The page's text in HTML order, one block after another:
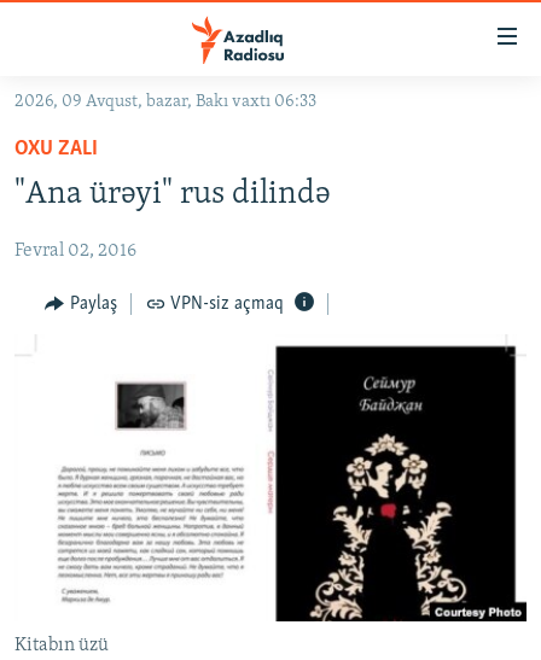
Əsas
qayıt
Əsas
qayıt
#İZAHLA
KORRUPSIOMETR
#ƏSLINDƏ
FƏRQƏ BAX
ARAŞDIRMA
MULTIMEDIA
VIDEO
FOTOQALEREYA
İNFOQRAFIKA
KARIKATURA
RADIO ARXIV
OXU ZALI
AZƏRBAYCAN ƏDƏBIYYATI KITABXANASI
İSLAM VƏ DEMOKRATIYA
İZ - MƏDƏNIYYƏT PROQRAMI
HAQQIMIZDA
MISSIYAMIZ
PEŞƏ ETIKASI VƏ JURNALISTIKA STANDARTLARIMIZ
MATERIALLARIMIZDAN ISTIFADƏ
BIZI IZLƏ
2026, 09 Avqust, bazar, Bakı vaxtı 06:33
OXU ZALI
"Ana ürəyi" rus dilində
Fevral 02, 2016
Paylaş VPN-siz açmaq
Kitabın üzü